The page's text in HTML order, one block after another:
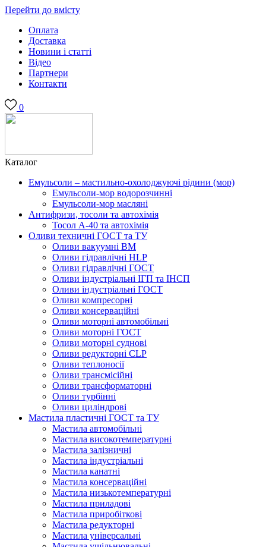
Перейти до вмісту
Оплата
Доставка
Новини і статті
Відео
Партнери
Контакти
0
Каталог
Емульсоли – мастильно-охолоджуючі рідини (мор)
Емульсоли-мор водорозчинні
Емульсоли-мор масляні
Антифризи, тосоли та автохімія
Тосол А-40 та автохімія
Оливи техничні ГОСТ та ТУ
Оливи вакуумні ВМ
Оливи гідравлічні HLP
Оливи гідравлічні ГОСТ
Оливи індустріальні ІГП та ІНСП
Оливи індустріальні ГОСТ
Оливи компресорні
Оливи консерваційні
Оливи моторні автомобільні
Оливи моторні ГОСТ
Оливи моторні суднові
Оливи редукторні CLP
Оливи теплоносії
Оливи трансмісійні
Оливи трансформаторні
Оливи турбінні
Оливи циліндрові
Мастила пластичні ГОСТ та ТУ
Мастила автомобільні
Мастила високотемпературні
Мастила залізничні
Мастила індустріальні
Мастила канатні
Мастила консерваційні
Мастила низькотемпературні
Мастила приладові
Мастила приробіткові
Мастила редукторні
Мастила універсальні